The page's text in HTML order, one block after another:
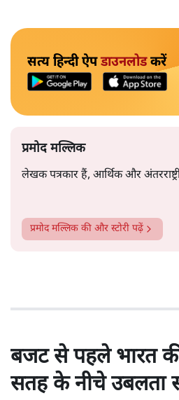
सत्य हिन्दी ऐपडाउनलोडकरें
प्रमोद मल्लिक
लेखक पत्रकार हैं, आर्थिक और
प्रमोद मल्लिक की और स्टोरी पढ़ें
बजट से पहले भारत
सतह के नीचे उबलता